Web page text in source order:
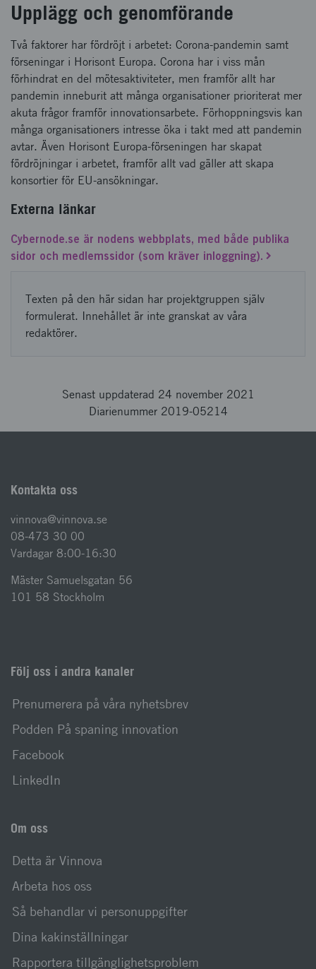
Upplägg och genomförande
Två faktorer har fördröjt i arbetet: Corona-pandemin samt
förseningar i Horisont Europa. Corona har i viss mån
förhindrat en del mötesaktiviteter, men framför allt har
pandemin inneburit att många organisationer prioriterat mer
akuta frågor framför innovationsarbete. Förhoppningsvis kan
många organisationers intresse öka i takt med att pandemin
avtar. Även Horisont Europa-förseningen har skapat
fördröjningar i arbetet, framför allt vad gäller att skapa
konsortier för EU-ansökningar.
Externa länkar
Cybernode.se är nodens webbplats, med både publika
sidor och medlemssidor (som kräver inloggning).
Texten på den här sidan har projektgruppen själv
formulerat. Innehållet är inte granskat av våra
redaktörer.
Senast uppdaterad 24 november 2021
Diarienummer 2019-05214
Kontakta oss
vinnova@vinnova.se
08-473 30 00
Vardagar 8:00-16:30
Mäster Samuelsgatan 56
101 58 Stockholm
Följ oss i andra kanaler
Prenumerera på våra nyhetsbrev
Podden På spaning innovation
Facebook
LinkedIn
Om oss
Detta är Vinnova
Arbeta hos oss
Så behandlar vi personuppgifter
Dina kakinställningar
Rapportera tillgänglighetsproblem